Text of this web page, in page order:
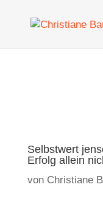
Selbstwert
Erfolg allein
von Christiane